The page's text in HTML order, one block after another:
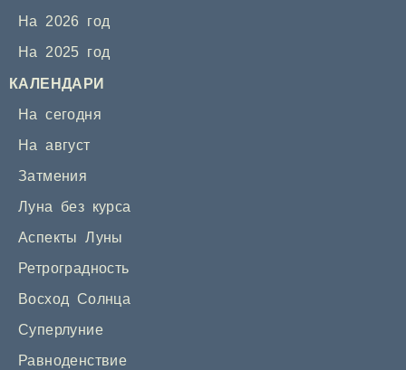
На 2026 год
На 2025 год
КАЛЕНДАРИ
На сегодня
На август
Затмения
Луна без курса
Аспекты Луны
Ретроградность
Восход Солнца
Суперлуние
Равноденствие